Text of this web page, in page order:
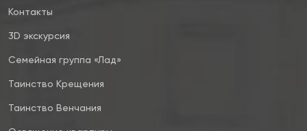
Контакты
3D экскурсия
Семейная группа «Лад»
Таинство Крещения
Таинство Венчания